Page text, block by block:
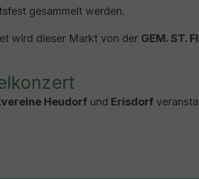
gesammelt werden.
wird dieser Markt von der GEM. ST.
Heudorf und Erisdorf